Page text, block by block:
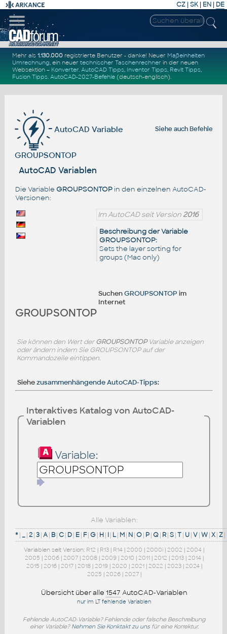
CZ | SK| EN | DE
Mehr als1.130.000 registrierte Benutzer - danke! Neuer Maßeinheiten
Umrechnung, ein neuertechnischer Taschenrechner in der neuen
Websektion – Konverter.AutoCAD Tipps, Inventor Tipps, Revit Tipps,
Fusion Tipps.AutoCAD-2027-Befehle (deutsch-englisch).
Siehe auchBefehle
AutoCAD Variable
GROUPSONTOP
AutoCAD Variablen
Die Variable GROUPSONTOPin den einzelnen AutoCAD-
Versionen:
Im AutoCAD seit Version 2016
Beschreibung der Variable
GROUPSONTOP:
Sets the layer sorting for
groups (Mac only)
SuchenGROUPSONTOP im
Internet
GROUPSONTOP
Sie können den Wert der GROUPSONTOPVariable anzeigen
oder ändern indem Sie GROUPSONTOP auf der
Kommandozeile eintippen.
Siehezusammenhängende AutoCAD-Tipps:
Interaktives Katalog von AutoCAD-
Variablen
Variable:
Alle Variablen:
*| _|2|3|A| B|C| D| E| F|G| H| I| L| M| N|O| P|Q| R|S|T| U|V|W|X|Z|
Variablen seit Version: R12 | R13 | R14 | 2000 | 2000i | 2002 | 2004 |
2005 | 2006| 2007| 2008| 2009| 2010 | 2011| 2012 | 2013| 2014|
2015 | 2016| 2017| 2018| 2019| 2020 | 2021| 2022 | 2023| 2024|
2025 | 2026| 2027|
Übersicht über alle 1547 AutoCAD-Variablen
nur im LT fehlende Variablen
Fehlende AutoCAD-Variable? Fehlende oder falsche Beschreibung
einer Variable? Nehmen Sie Konktakt zu unsfür eine Korrektur.